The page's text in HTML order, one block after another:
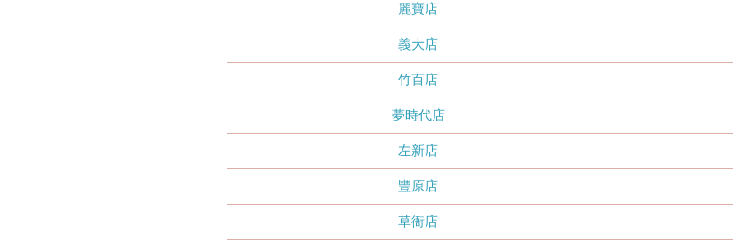
麗寶店
義大店
竹百店
夢時代店
左新店
豐原店
草衙店